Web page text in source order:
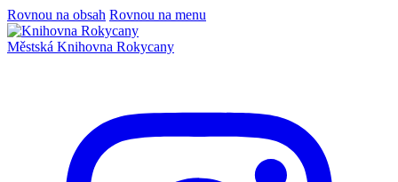
Rovnou na obsah Rovnou na menu
Městská Knihovna Rokycany